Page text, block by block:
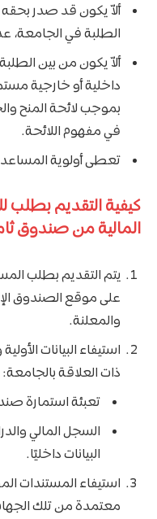
ألاّ يكون قد صدر
الطلبة في الجامعة،
ألاّ يكون من بين
داخلية أو خارجية
بموجب لائحة المنح
في مفهوم اللائحة.
تعطى أولوية
كيفية التقديم
المالية من صندوق
يتم التقديم بطلب
على موقع الصندوق
والمعلنة.
استيفاء البيانات
ذات العلاقة بالجامعة:
تعبئة استمارة
السجل المالي
البيانات داخليًا.
استيفاء المستندات
معتمدة من تلك